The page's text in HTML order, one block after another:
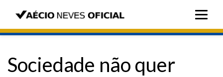
Sociedade não quer